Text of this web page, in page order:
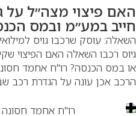
פיצוי מצה״ל על
במע״מ ובמס
עוסק שרכבו גויס
רכבו השאלה האם הפיצוי
במס הכנסה? רו"ח אחמד
אכן עונה על הגדרת רכב